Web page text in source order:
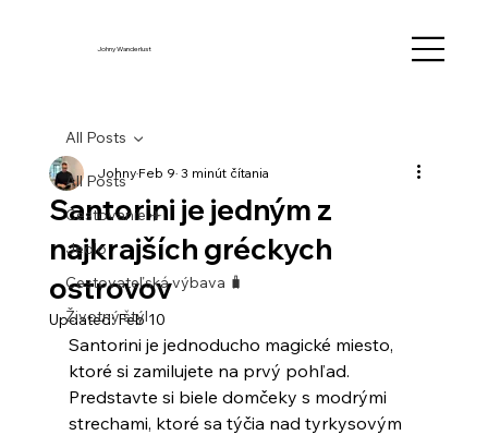
Johny Wanderlust
All Posts
Cestovanie ✈️
Jedlo
Cestovateľská výbava 🧳
Životný štýl
All Posts
Santorini je jedným z
najkrajších gréckych
ostrovov
JohnyFeb 93 minút čítania
Updated:Feb 10
Santorini je jednoducho magické miesto,
ktoré si zamilujete na prvý pohľad.
Predstavte si biele domčeky s modrými
strechami, ktoré sa týčia nad tyrkysovým